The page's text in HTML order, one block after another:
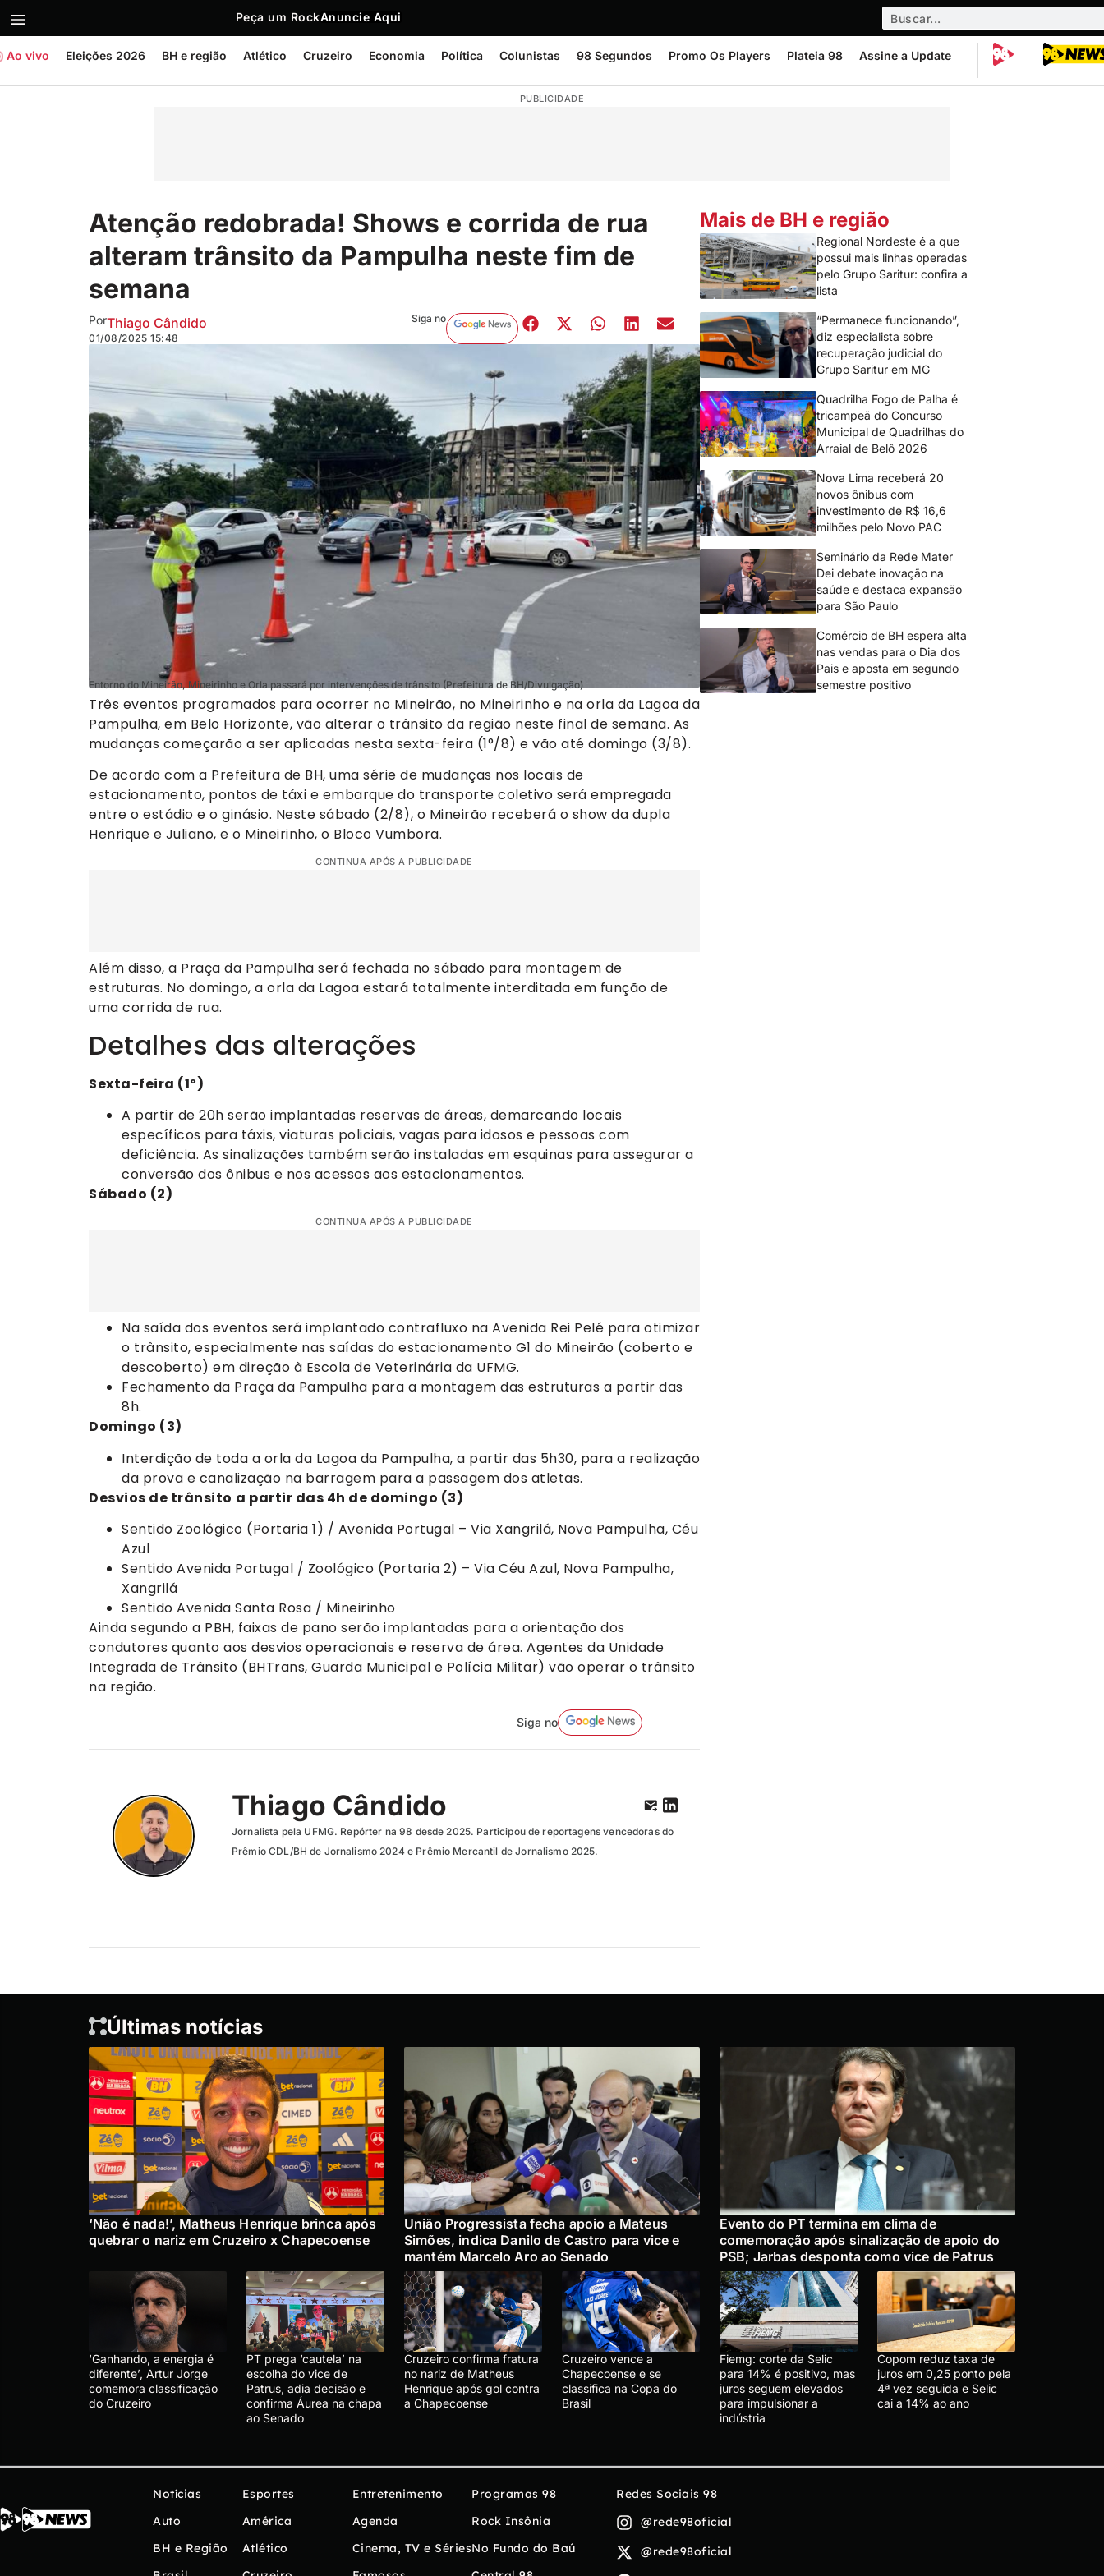
Peça um RockAnuncie Aqui
Ao vivo Eleições 2026 BH e região Atlético Cruzeiro Economia Política Colunistas 98 Segundos Promo Os Players Plateia 98 Assine a Update
PUBLICIDADE
Atenção redobrada! Shows e corrida de rua
alteram trânsito da Pampulha neste fim de
semana
PorThiago Cândido
01/08/2025 15:48
Siga no
Entorno do Mineirão, Mineirinho e Orla passará por intervenções de trânsito (Prefeitura de BH/Divulgação)
Três eventos programados para ocorrer no Mineirão, no Mineirinho e na orla da Lagoa da
Pampulha, em Belo Horizonte, vão alterar o trânsito da região neste final de semana. As
mudanças começarão a ser aplicadas nesta sexta-feira (1°/8) e vão até domingo (3/8).
De acordo com a Prefeitura de BH, uma série de mudanças nos locais de
estacionamento, pontos de táxi e embarque do transporte coletivo será empregada
entre o estádio e o ginásio. Neste sábado (2/8), o Mineirão receberá o show da dupla
Henrique e Juliano, e o Mineirinho, o Bloco Vumbora.
CONTINUA APÓS A PUBLICIDADE
Além disso, a Praça da Pampulha será fechada no sábado para montagem de
estruturas. No domingo, a orla da Lagoa estará totalmente interditada em função de
uma corrida de rua.
Detalhes das alterações
Sexta-feira (1º)
A partir de 20h serão implantadas reservas de áreas, demarcando locais
específicos para táxis, viaturas policiais, vagas para idosos e pessoas com
deficiência. As sinalizações também serão instaladas em esquinas para assegurar a
conversão dos ônibus e nos acessos aos estacionamentos.
Sábado (2)
CONTINUA APÓS A PUBLICIDADE
Na saída dos eventos será implantado contrafluxo na Avenida Rei Pelé para otimizar
o trânsito, especialmente nas saídas do estacionamento G1 do Mineirão (coberto e
descoberto) em direção à Escola de Veterinária da UFMG.
Fechamento da Praça da Pampulha para a montagem das estruturas a partir das
8h.
Domingo (3)
Interdição de toda a orla da Lagoa da Pampulha, a partir das 5h30, para a realização
da prova e canalização na barragem para a passagem dos atletas.
Desvios de trânsito a partir das 4h de domingo (3)
Sentido Zoológico (Portaria 1) / Avenida Portugal – Via Xangrilá, Nova Pampulha, Céu
Azul
Sentido Avenida Portugal / Zoológico (Portaria 2) – Via Céu Azul, Nova Pampulha,
Xangrilá
Sentido Avenida Santa Rosa / Mineirinho
Ainda segundo a PBH, faixas de pano serão implantadas para a orientação dos
condutores quanto aos desvios operacionais e reserva de área. Agentes da Unidade
Integrada de Trânsito (BHTrans, Guarda Municipal e Polícia Militar) vão operar o trânsito
na região.
Siga no
Thiago Cândido
Jornalista pela UFMG. Repórter na 98 desde 2025. Participou de reportagens vencedoras do
Prêmio CDL/BH de Jornalismo 2024 e Prêmio Mercantil de Jornalismo 2025.
Mais de BH e região
Regional Nordeste é a que
possui mais linhas operadas
pelo Grupo Saritur: confira a
lista
“Permanece funcionando”,
diz especialista sobre
recuperação judicial do
Grupo Saritur em MG
Quadrilha Fogo de Palha é
tricampeã do Concurso
Municipal de Quadrilhas do
Arraial de Belô 2026
Nova Lima receberá 20
novos ônibus com
investimento de R$ 16,6
milhões pelo Novo PAC
Seminário da Rede Mater
Dei debate inovação na
saúde e destaca expansão
para São Paulo
Comércio de BH espera alta
nas vendas para o Dia dos
Pais e aposta em segundo
semestre positivo
Últimas notícias
‘Não é nada!’, Matheus Henrique brinca após
quebrar o nariz em Cruzeiro x Chapecoense
União Progressista fecha apoio a Mateus
Simões, indica Danilo de Castro para vice e
mantém Marcelo Aro ao Senado
Evento do PT termina em clima de
comemoração após sinalização de apoio do
PSB; Jarbas desponta como vice de Patrus
‘Ganhando, a energia é
diferente’, Artur Jorge
comemora classificação
do Cruzeiro
PT prega ‘cautela’ na
escolha do vice de
Patrus, adia decisão e
confirma Áurea na chapa
ao Senado
Cruzeiro confirma fratura
no nariz de Matheus
Henrique após gol contra
a Chapecoense
Cruzeiro vence a
Chapecoense e se
classifica na Copa do
Brasil
Fiemg: corte da Selic
para 14% é positivo, mas
juros seguem elevados
para impulsionar a
indústria
Copom reduz taxa de
juros em 0,25 ponto pela
4ª vez seguida e Selic
cai a 14% ao ano
Notícias
Auto
BH e Região
Esportes
América
Atlético
Entretenimento
Agenda
Cinema, TV e Séries
Programas 98
Rock Insônia
No Fundo do Baú
Redes Sociais 98
@rede98oficial
@rede98oficial